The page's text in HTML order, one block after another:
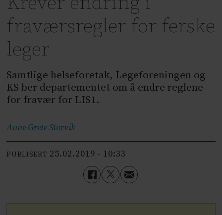
fraværsregler for ferske
leger
Samtlige helseforetak, Legeforeningen og
KS ber departementet om å endre reglene
for fravær for LIS1.
Anne Grete Storvik
PUBLISERT 25.02.2019 - 10:33